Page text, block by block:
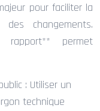
pour faciliter la
des changements.
rapport** permet
: Utiliser un
technique